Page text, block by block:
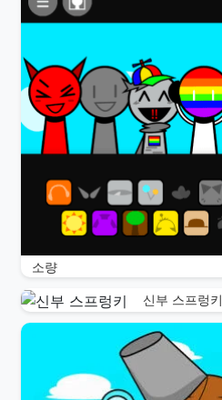
소량
신부 스프렁키